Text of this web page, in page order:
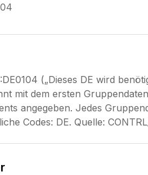
(„Dieses DE wird
mit dem ersten
angegeben. Jedes
Codes: DE. Quelle: